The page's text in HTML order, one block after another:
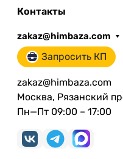
Контакты
zakaz@himbaza.com
Запросить КП
zakaz@himbaza.com
Москва, Рязанский
Пн—Пт 09:00 – 17:00